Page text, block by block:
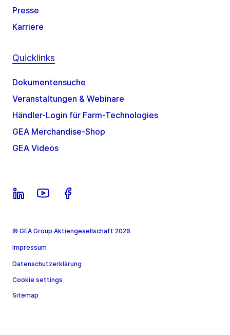
Presse
Karriere
Quicklinks
Dokumentensuche
Veranstaltungen & Webinare
Händler-Login für Farm-Technologies
GEA Merchandise-Shop
GEA Videos
© GEA Group Aktiengesellschaft 2026
Impressum
Datenschutzerklärung
Cookie settings
Sitemap